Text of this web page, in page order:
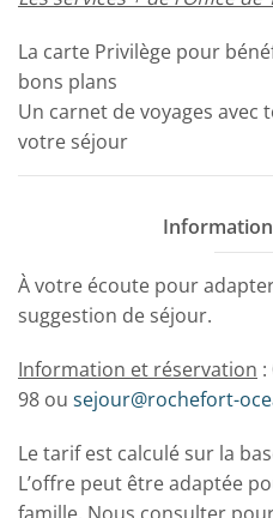
La carte Privilège pour
bons plans
Un carnet de voyages avec
votre séjour
À votre écoute pour
suggestion de séjour.
Information et réservation :
98 ou sejour@rochefort-
Le tarif est calculé sur la
L’offre peut être adaptée